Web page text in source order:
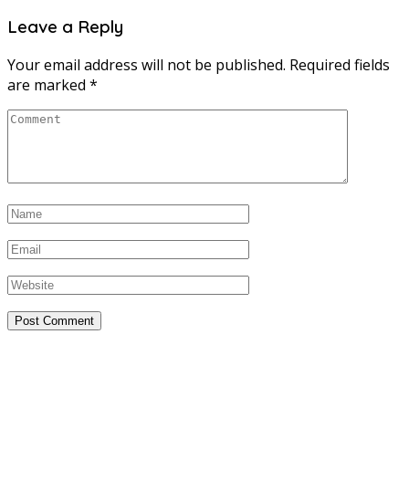
Leave a Reply
Your email address will not be published. Required fields
are marked *